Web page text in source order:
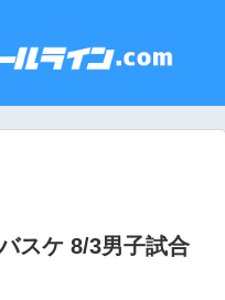
スケ 8/3男子試合